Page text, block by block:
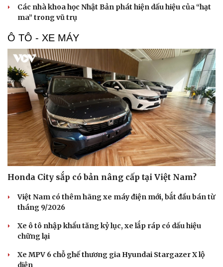
Văn hóa
Sân khấu - Điện ảnh
Văn học
Âm nhạc
Di sản
Giải trí
Thời trang
Sao Việt
Các nhà khoa học Nhật Bản phát hiện dấu hiệu của “hạt
ma” trong vũ trụ
Ô TÔ - XE MÁY
Honda City sắp có bản nâng cấp tại Việt Nam?
Việt Nam có thêm hãng xe máy điện mới, bắt đầu bán từ
tháng 9/2026
Xe ô tô nhập khẩu tăng kỷ lục, xe lắp ráp có dấu hiệu
chững lại
Xe MPV 6 chỗ ghế thương gia Hyundai Stargazer X lộ
diện